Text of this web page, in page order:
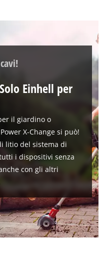
Einhell per
il giardino o
X-Change si può!
litio del sistema di
i dispositivi senza
con gli altri